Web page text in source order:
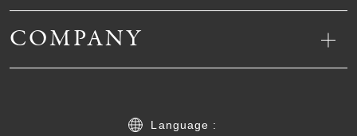
COMPANY
Language :